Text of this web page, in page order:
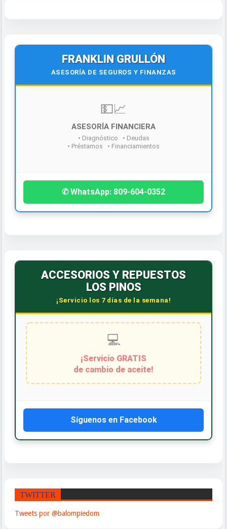
FRANKLIN GRULLÓN
ASESORÍA DE SEGUROS Y FINANZAS
¡Contáctanos hoy!
✆ WhatsApp: 809-604-0352
ACCESORIOS Y REPUESTOS
LOS PINOS
¡Servicio los 7 días de la semana!
Síguenos en Facebook
TWITTER
Tweets por @balompiedom